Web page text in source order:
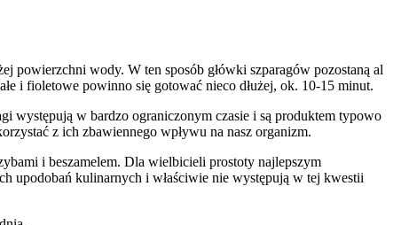
wody. W ten sposób główki szparagów pozostaną al
i fioletowe powinno się gotować nieco dłużej, ok. 10-15 minut.
występują w bardzo ograniczonym czasie i są produktem typowo
z ich zbawiennego wpływu na nasz organizm.
i beszamelem. Dla wielbicieli prostoty najlepszym
upodobań kulinarnych i właściwie nie występują w tej kwestii